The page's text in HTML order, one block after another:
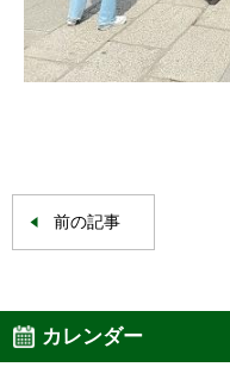
前の記事
カレンダー